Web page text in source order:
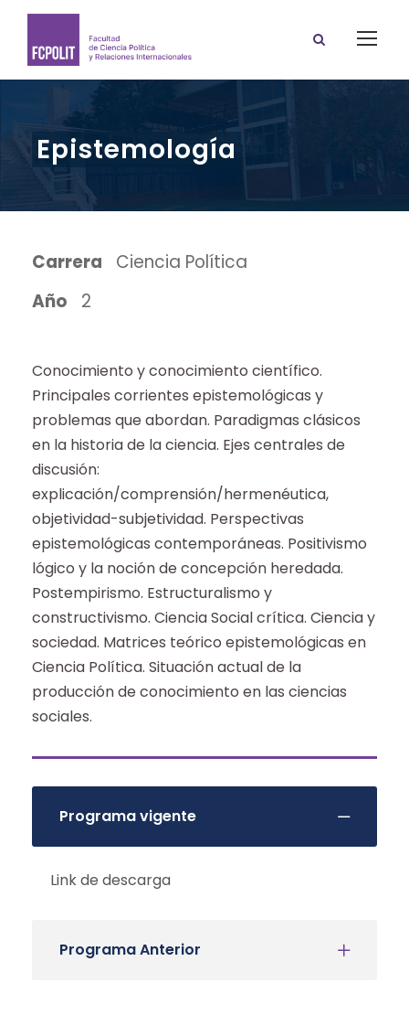
Epistemología
Carrera
Ciencia Política
Año
2
Conocimiento y conocimiento científico.
Principales corrientes epistemológicas y
problemas que abordan. Paradigmas clásicos
en la historia de la ciencia. Ejes centrales de
discusión:
explicación/comprensión/hermenéutica,
objetividad-subjetividad. Perspectivas
epistemológicas contemporáneas. Positivismo
lógico y la noción de concepción heredada.
Postempirismo. Estructuralismo y
constructivismo. Ciencia Social crítica. Ciencia y
sociedad. Matrices teórico epistemológicas en
Ciencia Política. Situación actual de la
producción de conocimiento en las ciencias
sociales.
Programa vigente
Link de descarga
Programa Anterior